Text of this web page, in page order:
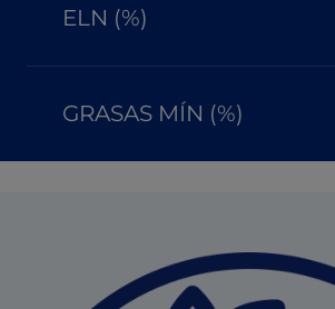
ELN (%)
GRASAS MÍN (%)